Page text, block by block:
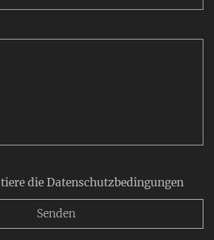
die Datenschutzbedingungen